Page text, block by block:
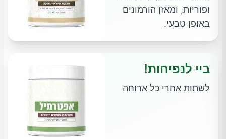
ופוריות, ומאזן הורמונים
באופן טבעי.
ביי לנפיחות!
לשתות אחרי כל ארוחה